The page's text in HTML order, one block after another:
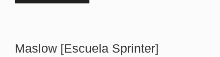
Maslow [Escuela Sprinter]